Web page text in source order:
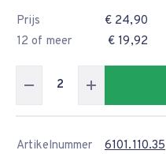
Prijs
€ 24,90
12 of meer
€ 19,92
Artikelnummer
6101.110.35